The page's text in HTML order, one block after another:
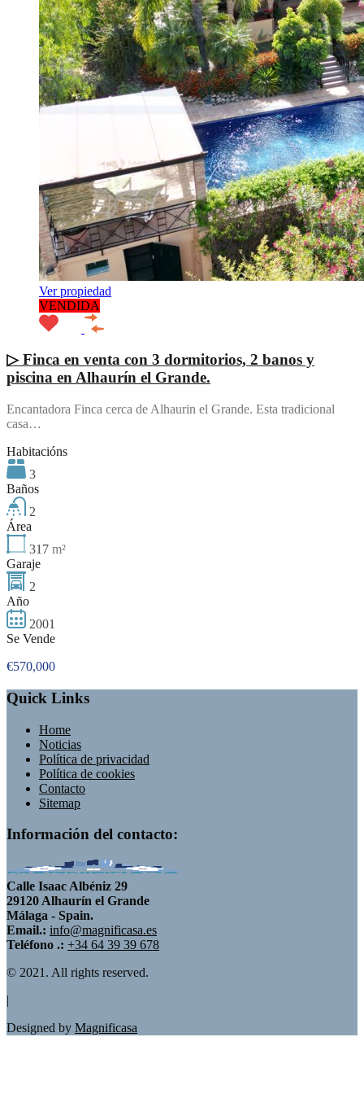
Ver propiedad
VENDIDA
▷ Finca en venta con 3 dormitorios, 2 banos y
piscina en Alhaurín el Grande.
Encantadora Finca cerca de Alhaurin el Grande. Esta tradicional
casa…
Habitacións
3
Baños
2
Área
317 m²
Garaje
2
Año
2001
Se Vende
€570,000
Quick Links
Home
Noticias
Política de privacidad
Política de cookies
Contacto
Sitemap
Información del contacto:
Calle Isaac Albéniz 29
29120 Alhaurín el Grande
Málaga - Spain.
Email.: info@magnificasa.es
Teléfono .: +34 64 39 39 678
© 2021. All rights reserved.
|
Designed by Magnificasa